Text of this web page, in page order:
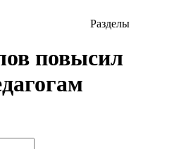
Разделы
повысил